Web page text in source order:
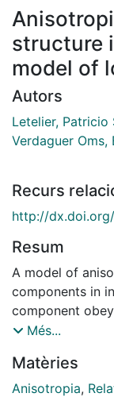
structure
model of
Autors
Letelier, Patricio
Verdaguer Oms,
Recurs
http://dx.doi.org/
Resum
A model of
components in
component
and is
the one
extension of the
Més...
Matèries
Anisotropia,